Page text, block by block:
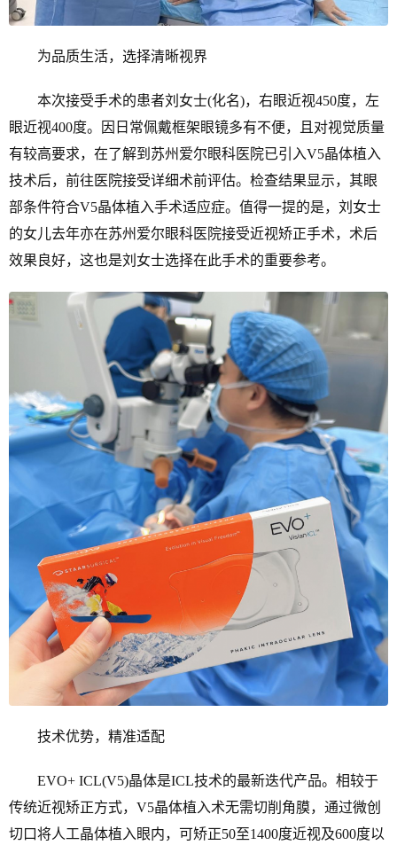
为品质生活，选择清晰视界
本次接受手术的患者刘女士(化名)，右眼近视450度，左
眼近视400度。因日常佩戴框架眼镜多有不便，且对视觉质量
有较高要求，在了解到苏州爱尔眼科医院已引入V5晶体植入
技术后，前往医院接受详细术前评估。检查结果显示，其眼
部条件符合V5晶体植入手术适应症。值得一提的是，刘女士
的女儿去年亦在苏州爱尔眼科医院接受近视矫正手术，术后
效果良好，这也是刘女士选择在此手术的重要参考。
技术优势，精准适配
EVO+ ICL(V5)晶体是ICL技术的最新迭代产品。相较于
传统近视矫正方式，V5晶体植入术无需切削角膜，通过微创
切口将人工晶体植入眼内，可矫正50至1400度近视及600度以